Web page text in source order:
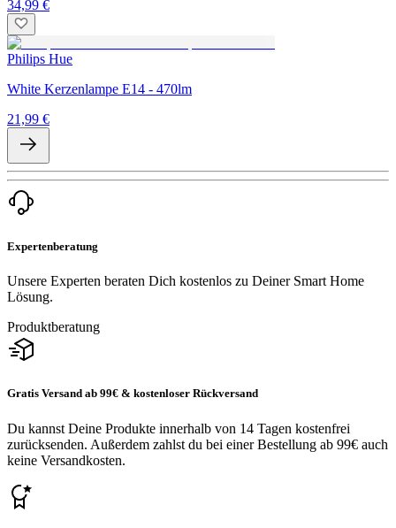
34,99 €
Philips Hue
White Kerzenlampe E14 - 470lm
21,99 €
Expertenberatung
Unsere Experten beraten Dich kostenlos zu Deiner Smart Home
Lösung.
Produktberatung
Gratis Versand ab 99€ & kostenloser Rückversand
Du kannst Deine Produkte innerhalb von 14 Tagen kostenfrei
zurücksenden. Außerdem zahlst du bei einer Bestellung ab 99€ auch
keine Versandkosten.